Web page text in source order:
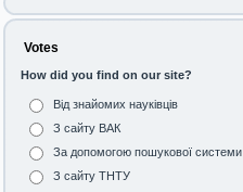
Votes
How did you find on our site?
Від знайомих науківців
З сайту ВАК
За допомогою пошукової системи
З сайту ТНТУ